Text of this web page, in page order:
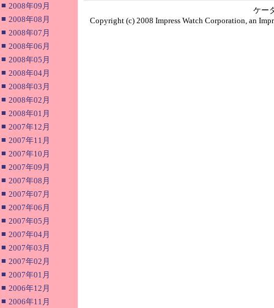
■ 2008年09月
■ 2008年08月
■ 2008年07月
■ 2008年06月
■ 2008年05月
■ 2008年04月
■ 2008年03月
■ 2008年02月
■ 2008年01月
■ 2007年12月
■ 2007年11月
■ 2007年10月
■ 2007年09月
■ 2007年08月
■ 2007年07月
■ 2007年06月
■ 2007年05月
■ 2007年04月
■ 2007年03月
■ 2007年02月
■ 2007年01月
■ 2006年12月
■ 2006年11月
ケー
Copyright (c) 2008 Impress Watch Corporation, an